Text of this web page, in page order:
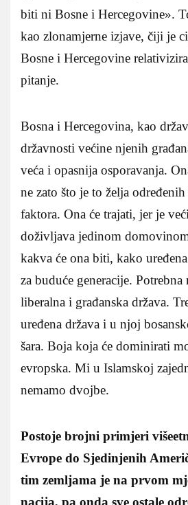
biti ni Bosne i Hercegovine».
kao zlonamjerne izjave, čiji je
Bosne i Hercegovine
pitanje.
Bosna i Hercegovina, kao
državnosti većine njenih
veća i opasnija osporavanja.
ne zato što je to želja
faktora. Ona će trajati, jer je
doživljava jedinom
kakva će ona biti, kako
za buduće generacije. Potrebna
liberalna i građanska država.
uređena država i u njoj
šara. Boja koja će dominirati
evropska. Mi u Islamskoj
nemamo dvojbe.
Postoje brojni primjeri
Evrope do Sjedinjenih
tim zemljama je na prvom
nacija, pa onda sve ostale